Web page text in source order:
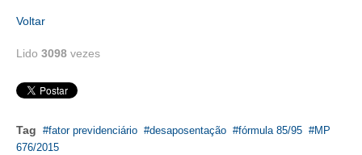
HOMOLOGAÇÕES
PISO SALARIAL
Voltar
Lido 3098 vezes
Tag fator previdenciário desaposentação fórmula 85/95
MP
676/2015